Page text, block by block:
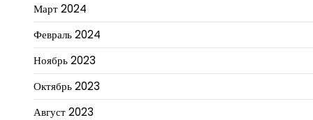
Март 2024
Февраль 2024
Ноябрь 2023
Октябрь 2023
Август 2023